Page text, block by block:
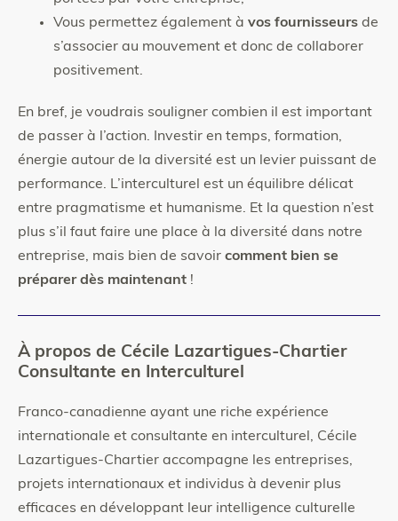
Vous permettez également à vos fournisseurs de
s’associer au mouvement et donc de collaborer
positivement.
En bref, je voudrais souligner combien il est important
de passer à l’action. Investir en temps, formation,
énergie autour de la diversité est un levier puissant de
performance. L’interculturel est un équilibre délicat
entre pragmatisme et humanisme. Et la question n’est
plus s’il faut faire une place à la diversité dans notre
entreprise, mais bien de savoir comment bien se
préparer dès maintenant !
À propos de Cécile Lazartigues-Chartier
Consultante en Interculturel
Franco-canadienne ayant une riche expérience
internationale et consultante en interculturel, Cécile
Lazartigues-Chartier accompagne les entreprises,
projets internationaux et individus à devenir plus
efficaces en développant leur intelligence culturelle